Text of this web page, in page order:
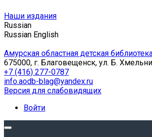
Наши издания
Russian
Russian English
Амурская областная детская
675000, г. Благовещенск, ул. Б.
+7 (416) 277-0787
info.aodb-blag@yandex.ru
Версия для слабовидящих
Войти